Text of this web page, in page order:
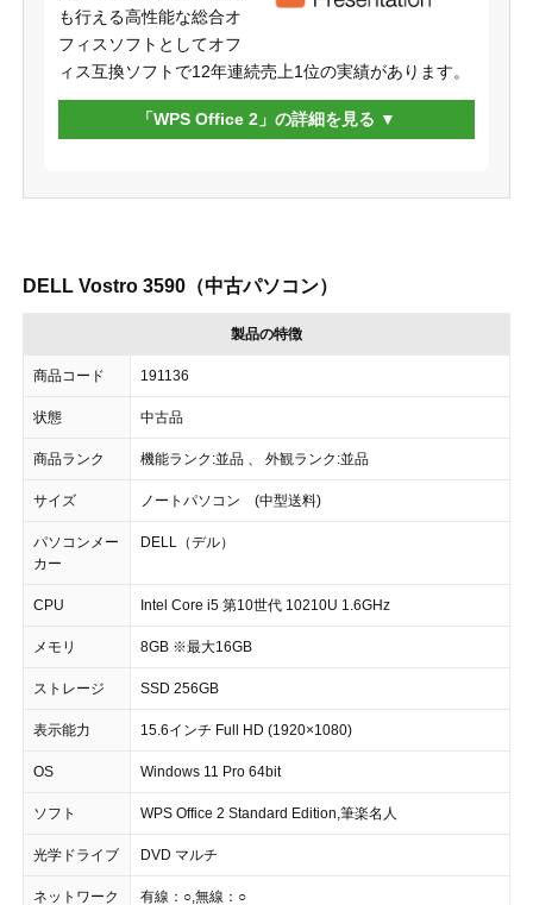
も行える高性能な総合オ
フィスソフトとしてオフ
ィス互換ソフトで12年連続売上1位の実績があります。
「WPS Office 2」の詳細を見る
DELL Vostro 3590（中古パソコン）
製品の特徴
商品コード 191136
状態 中古品
商品ランク 機能ランク:並品 、 外観ランク:並品
サイズ ノートパソコン (中型送料)
パソコンメー
カー
DELL（デル）
CPU Intel Core i5 第10世代 10210U 1.6GHz
メモリ 8GB ※最大16GB
ストレージ SSD 256GB
表示能力 15.6インチ Full HD (1920×1080)
OS Windows 11 Pro 64bit
ソフト WPS Office 2 Standard Edition,筆楽名人
光学ドライブ DVD マルチ
ネットワーク 有線：○,無線：○